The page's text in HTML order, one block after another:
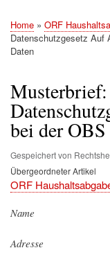
Pfadnavigation
Home ORF
Datenschutzgesetz Auf
Daten
bei der
Gespeichert von
Übergeordneter Artikel
ORF
Name
Adresse